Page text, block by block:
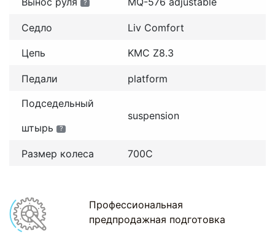
?
Седло Liv Comfort
Цепь KMC Z8.3
Педали
platform
Подседельный
штырь
?
suspension
Размер колеса 700С
Профессиональная
предпродажная подготовка